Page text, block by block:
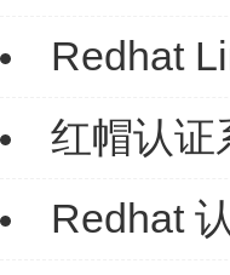
Redhat
红帽认证
Redhat